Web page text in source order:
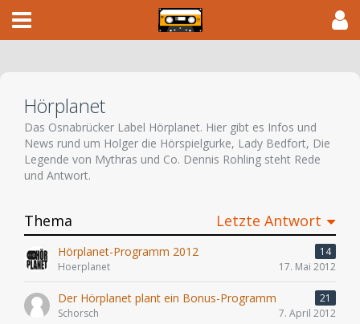
Hörplanet
Das Osnabrücker Label Hörplanet. Hier gibt es Infos und
News rund um Holger die Hörspielgurke, Lady Bedfort, Die
Legende von Mythras und Co. Dennis Rohling steht Rede
und Antwort.
Thema Letzte Antwort
Hörplanet-Programm 2012
14
Hoerplanet
17. Mai 2012
Der Hörplanet plant ein Bonus-Programm
21
Schorsch
7. April 2012